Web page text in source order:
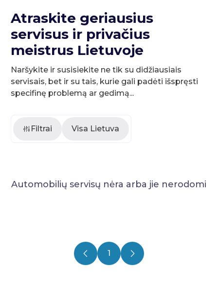
Atraskite geriausius
servisus ir privačius
meistrus Lietuvoje
Naršykite ir susisiekite ne tik su didžiausiais
servisais, bet ir su tais, kurie gali padėti išspręsti
specifinę problemą ar gedimą...
Filtrai Visa Lietuva
Automobilių servisų nėra arba jie nerodomi
1